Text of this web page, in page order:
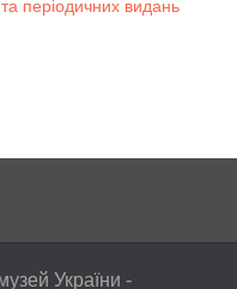
періодичних видань
України -